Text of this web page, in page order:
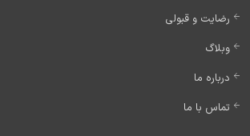
رضایت و قبولی
وبلاگ
درباره ما
تماس با ما